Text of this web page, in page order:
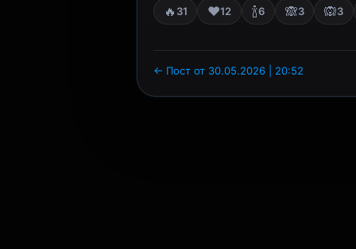
🔥 31 ❤️12 🍾6 🙈3 🙉3
← Пост от 30.05.2026 | 20:52